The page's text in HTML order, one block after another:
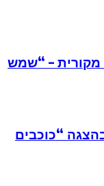
מקורית – “שמש
“כוכבים